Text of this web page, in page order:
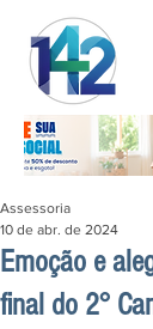
Emoção e
final do 2°
Assessoria
10 de abr. de 2024